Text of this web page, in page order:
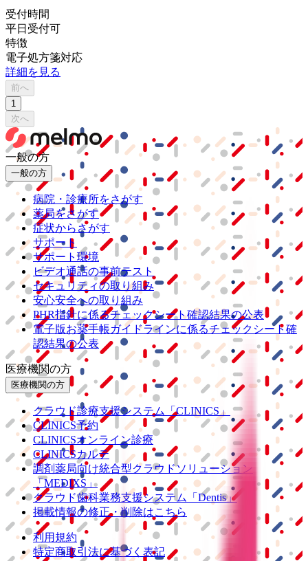
受付時間
平日受付可
特徴
電子処方箋対応
詳細を見る
前へ
1
次へ
一般の方
一般の方
病院・診療所をさがす
薬局をさがす
症状からさがす
サポート
サポート環境
ビデオ通話の事前テスト
セキュリティの取り組み
安心安全への取り組み
PHR指針に係るチェックシート確認結果の公表
電子版お薬手帳ガイドラインに係るチェックシート確
認結果の公表
医療機関の方
医療機関の方
クラウド診療支援システム
「CLINICS」
CLINICS予約
CLINICSオンライン診療
CLINICSカルテ
調剤薬局向け統合型クラウドソリューション
「MEDIXS」
クラウド歯科業務支援システム
「Dentis」
掲載情報の修正・削除はこちら
利用規約
特定商取引法に基づく表記